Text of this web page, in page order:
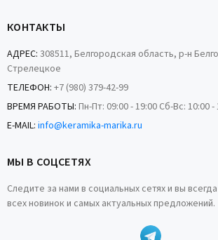
КОНТАКТЫ
АДРЕС: 308511, Белгородская область, р-н
Стрелецкое
ТЕЛЕФОН: +7 (980) 379-42-99
ВРЕМЯ РАБОТЫ: Пн-Пт: 09:00 - 19:00 Сб-Вс: 10:00 -
E-MAIL: info@keramika-marika.ru
МЫ В СОЦСЕТЯХ
Следите за нами в социальных сетях и вы
всех новинок и самых актуальных предложений.